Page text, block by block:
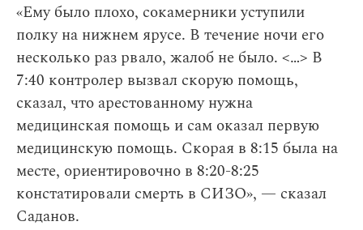
«Ему было плохо, сокамерники уступили
полку на нижнем ярусе. В течение ночи его
несколько раз рвало, жалоб не было. <…> В
7:40 контролер вызвал скорую помощь,
сказал, что арестованному нужна
медицинская помощь и сам оказал первую
медицинскую помощь. Скорая в 8:15 была на
месте, ориентировочно в 8:20-8:25
констатировали смерть в СИЗО», — сказал
Саданов.